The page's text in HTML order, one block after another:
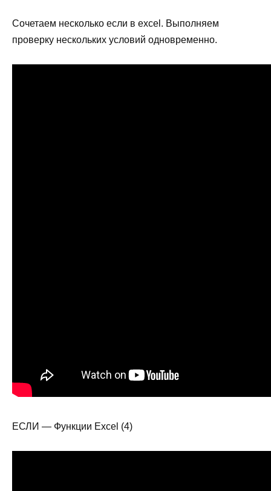
Сочетаем несколько если в excel. Выполняем
проверку нескольких условий одновременно.
ЕСЛИ — Функции Excel (4)